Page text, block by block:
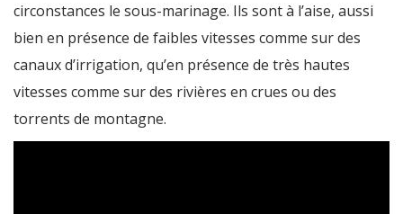
circonstances le sous-marinage. Ils sont à l’aise, aussi
bien en présence de faibles vitesses comme sur des
canaux d’irrigation, qu’en présence de très hautes
vitesses comme sur des rivières en crues ou des
torrents de montagne.